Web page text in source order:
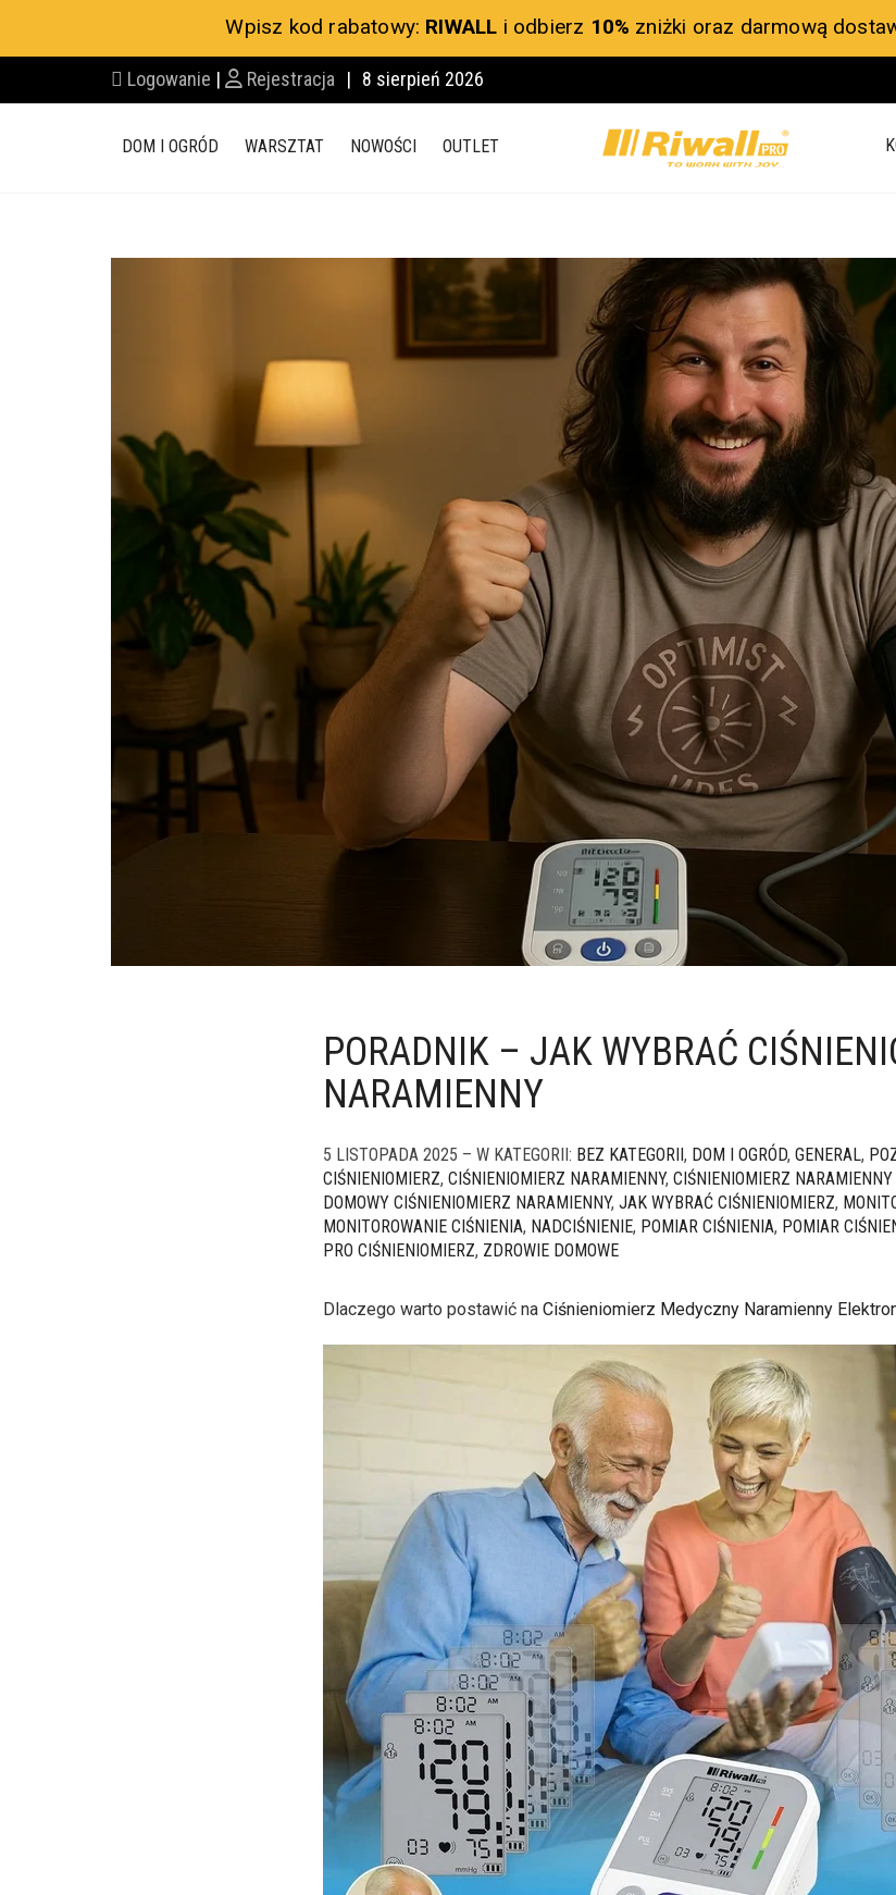
Wpisz kod rabatowy: RIWALL i odbierz 10% zniżki oraz darmową
Logowanie | Rejestracja | 8 sierpień 2026
DOM I OGRÓD WARSZTAT NOWOŚCI OUTLET
PORADNIK – JAK WYBRAĆ
NARAMIENNY
5 LISTOPADA 2025 – W KATEGORII: BEZ KATEGORII , DOM I OGRÓD, GENERAL,
CIŚNIENIOMIERZ, CIŚNIENIOMIERZ NARAMIENNY, CIŚNIENIOMIERZ
DOMOWY CIŚNIENIOMIERZ NARAMIENNY, JAK WYBRAĆ CIŚNIENIOMIERZ,
MONITOROWANIE CIŚNIENIA, NADCIŚNIENIE, POMIAR CIŚNIENIA, POMIAR
PRO CIŚNIENIOMIERZ, ZDROWIE DOMOWE
Dlaczego warto postawić na Ciśnieniomierz Medyczny Naramienny